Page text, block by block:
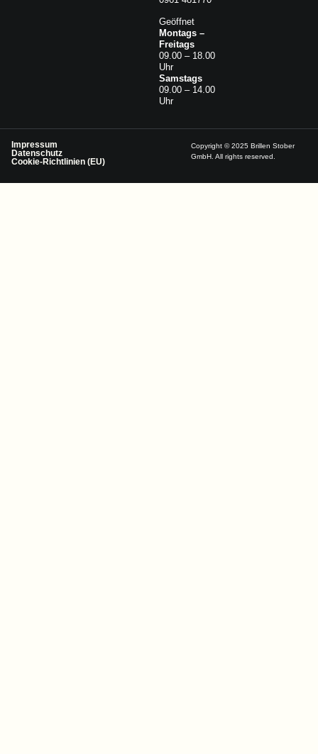
Geöffnet
Montags –
Freitags
09.00 – 18.00
Uhr
Samstags
09.00 – 14.00
Uhr
Impressum
Datenschutz
Cookie-Richtlinien (EU)
Copyright © 2025 Brillen Stober
GmbH. All rights reserved.